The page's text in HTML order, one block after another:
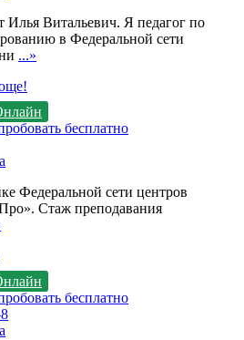
Илья Витальевич. Я педагог по
в Федеральной сети
...»
бесплатно
Федеральной сети центров
Стаж преподавания
бесплатно